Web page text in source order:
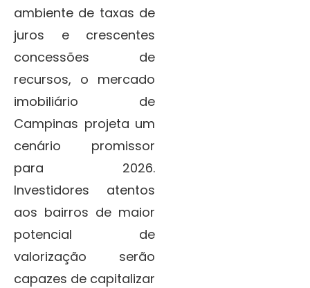
ambiente de taxas de
juros e crescentes
concessões de
recursos, o mercado
imobiliário de
Campinas projeta um
cenário promissor
para 2026.
Investidores atentos
aos bairros de maior
potencial de
valorização serão
capazes de capitalizar